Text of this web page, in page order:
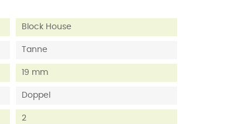
Block House
Tanne
19 mm
Doppel
2